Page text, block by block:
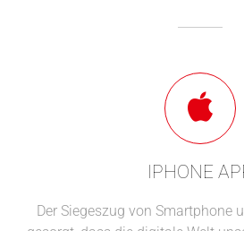
IPHONE
Der Siegeszug von Smartphone